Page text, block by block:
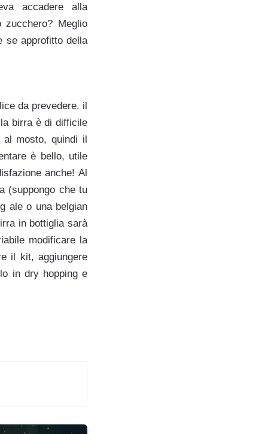
accadere alla
zucchero? Meglio
se approfitto della
da prevedere. il
birra è di difficile
mosto, quindi il
è bello, utile
anche! Al
(suppongo che tu
ale o una belgian
in bottiglia sarà
modificare la
il kit, aggiungere
in dry hopping e